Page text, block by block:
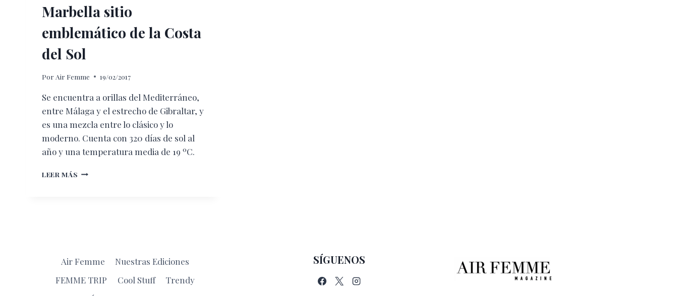
Marbella sitio
emblemático de la Costa
del Sol
Por Air Femme 19/02/2017
Se encuentra a orillas del Mediterráneo,
entre Málaga y el estrecho de Gibraltar, y
es una mezcla entre lo clásico y lo
moderno. Cuenta con 320 días de sol al
año y una temperatura media de 19 ºC.
LEER MÁS MARBELLA
Air Femme
Nuestras Ediciones
FEMME TRIP
Cool Stuff
Trendy
SÍGUENOS